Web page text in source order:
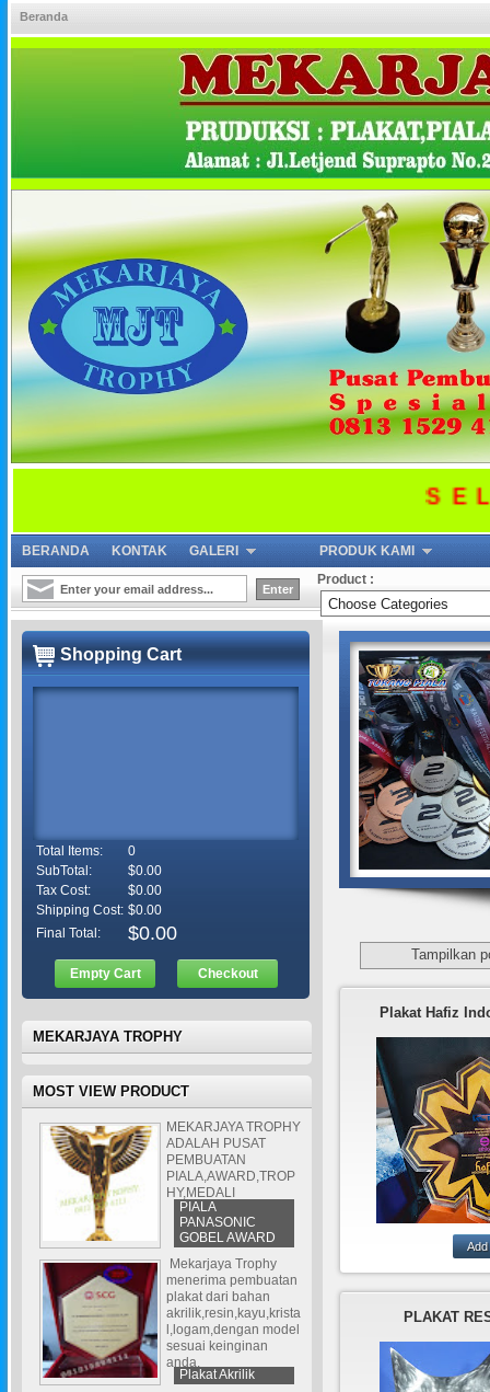
Beranda
BERANDA KONTAK GALERI
PRODUK KAMI
Product :
Tampilkan
Plakat Hafiz
mekarjaya
membuat plakat
ini adalah salah
plakat dari
kombinasi
PLAKAT
Shopping Cart
Total Items:
0
SubTotal:
$0.00
Tax Cost:
$0.00
Shipping Cost: $0.00
Final Total:
$0.00
Empty Cart Checkout
MEKARJAYA TROPHY
MOST VIEW PRODUCT
PIALA
PANASONIC
GOBEL AWARD
MEKARJAYA TROPHY
ADALAH PUSAT
PEMBUATAN
PIALA,AWARD,TROP
HY,MEDALI
Plakat Akrilik
Mekarjaya Trophy
menerima pembuatan
plakat dari bahan
akrilik,resin,kayu,krista
l,logam,dengan model
sesuai keinginan
anda.